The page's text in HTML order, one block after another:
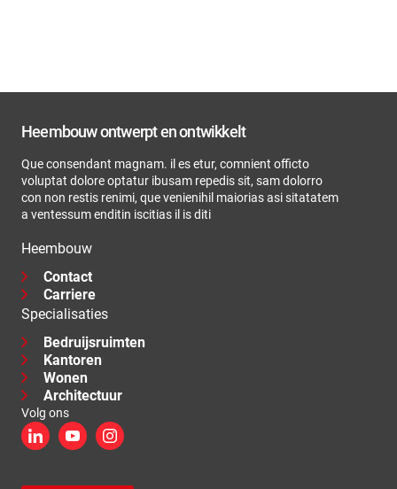
Heembouw ontwerpt en ontwikkelt
Que consendant magnam. il es etur, comnient officto
voluptat dolore optatur ibusam repedis sit, sam dolorro
con non restis renimi, que venienihil maiorias asi sitatatem
a ventessum enditin iscitias il is diti
Heembouw
Contact
Carriere
Specialisaties
Bedruijsruimten
Kantoren
Wonen
Architectuur
Volg ons
LinkedInYouTubeInstagram